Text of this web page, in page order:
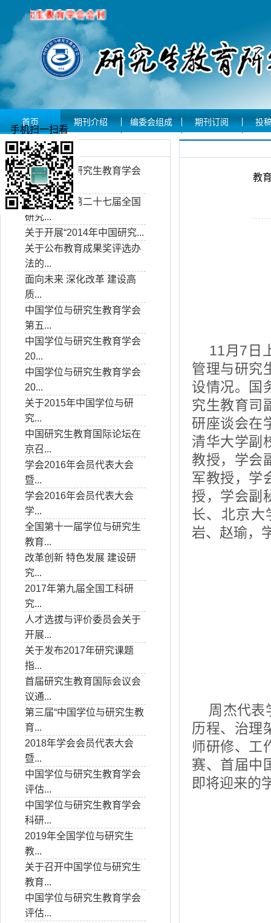
首页 期刊介绍 编委会组成 期刊订阅 投
学会资讯
中国学位与研究生教育学会
师范...
会议通知：第二十七届全国
研究...
关于开展“2014年中国研究...
关于公布教育成果奖评选办
法的...
面向未来 深化改革 建设高
质...
中国学位与研究生教育学会
第五...
中国学位与研究生教育学会
20...
中国学位与研究生教育学会
20...
关于2015年中国学位与研
究...
中国研究生教育国际论坛在
京召...
学会2016年会员代表大会
暨...
学会2016年会员代表大会
学...
全国第十一届学位与研究生
教育...
改革创新 特色发展 建设研
究...
2017年第九届全国工科研
究...
人才选拔与评价委员会关于
开展...
关于发布2017年研究课题
指...
首届研究生教育国际会议会
议通...
第三届“中国学位与研究生教
育...
2018年学会会员代表大会
暨...
中国学位与研究生教育学会
评估...
中国学位与研究生教育学会
科研...
2019年全国学位与研究生
教...
关于召开中国学位与研究生
教育...
中国学位与研究生教育学会
评估...
教
11月7日
管理与研究
设情况。国
究生教育司
研座谈会在
清华大学副
教授，学会
军教授，学
授，学会副
长、北京大
岩、赵瑜，
周杰代表
历程、治理
师研修、工
赛、首届中
即将迎来的
手机扫一扫看